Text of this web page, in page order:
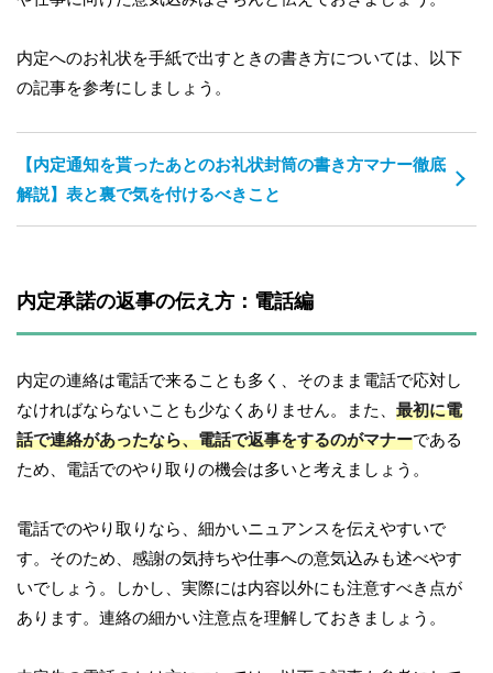
内定へのお礼状を手紙で出すときの書き方については、以下
の記事を参考にしましょう。
【内定通知を貰ったあとのお礼状封筒の書き方マナー徹底
解説】表と裏で気を付けるべきこと
内定承諾の返事の伝え方：電話編
内定の連絡は電話で来ることも多く、そのまま電話で応対し
なければならないことも少なくありません。また、 最初に電
話で連絡があったなら、電話で返事をするのがマナーである
ため、電話でのやり取りの機会は多いと考えましょう。
電話でのやり取りなら、細かいニュアンスを伝えやすいで
す。そのため、感謝の気持ちや仕事への意気込みも述べやす
いでしょう。しかし、実際には内容以外にも注意すべき点が
あります。連絡の細かい注意点を理解しておきましょう。